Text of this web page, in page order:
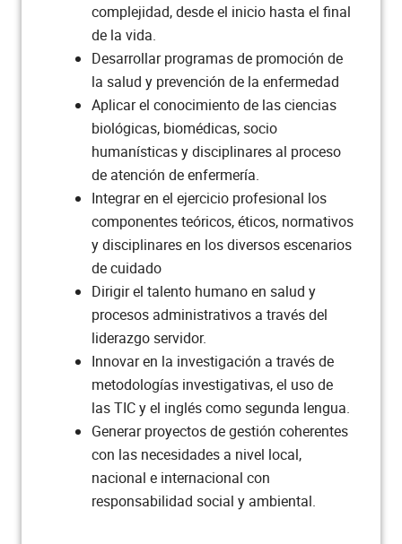
Salud mental de la mujer, familia
gestante y neonato
Psicología del desarrollo 3
Bioestadística
Total semestre
Semestre VI
ASIGNATURA CRÉDITOS
Gestión del cuidado al infante y
adolescente
Salud mental del infante y
adolescente
1
Metodología de la investigación
complejidad, desde el inicio hasta el final
de la vida.
Desarrollar programas de promoción de
la salud y prevención de la enfermedad
Aplicar el conocimiento de las ciencias
biológicas, biomédicas, socio
humanísticas y disciplinares al proceso
de atención de enfermería.
Integrar en el ejercicio profesional los
componentes teóricos, éticos, normativos
y disciplinares en los diversos escenarios
de cuidado
Dirigir el talento humano en salud y
procesos administrativos a través del
liderazgo servidor.
Innovar en la investigación a través de
metodologías investigativas, el uso de
las TIC y el inglés como segunda lengua.
Generar proyectos de gestión coherentes
con las necesidades a nivel local,
nacional e internacional con
responsabilidad social y ambiental.